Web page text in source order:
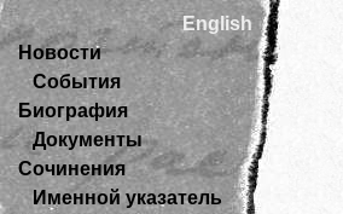
English
Новости
События
Биография
Документы
Сочинения
Именной указатель